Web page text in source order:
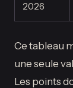
2026
Ce tableau
une seule
Les points